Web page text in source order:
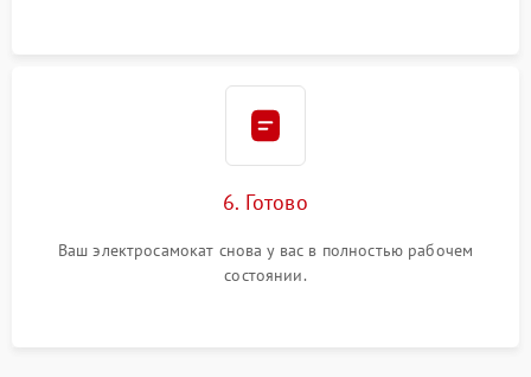
6. Готово
Ваш электросамокат снова у вас в полностью рабочем
состоянии.